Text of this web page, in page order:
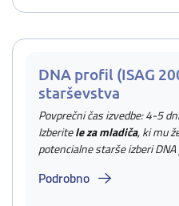
DNA profil (ISAG
starševstva
Povprečni čas izvedbe: 4-5 dni
Izberitele za mladiča, ki mu
potencialne starše izberi
Podrobno